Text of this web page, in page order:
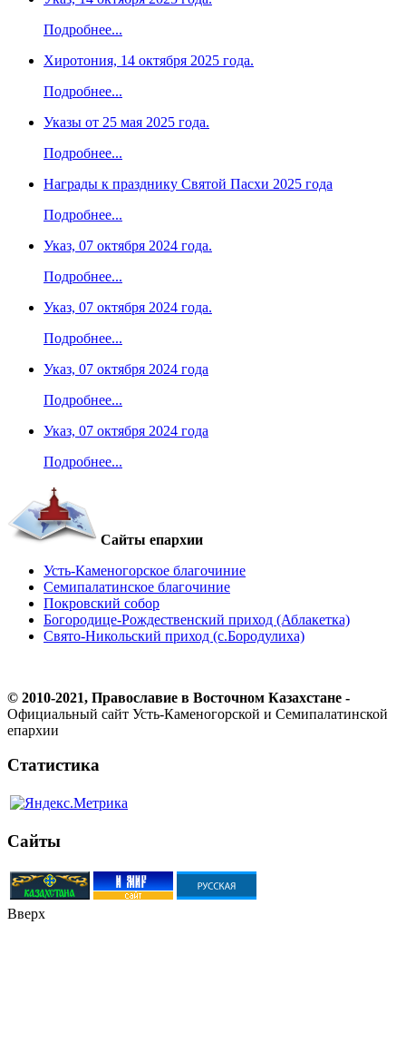
Подробнее...
Хиротония, 14 октября 2025 года.
Подробнее...
Указы от 25 мая 2025 года.
Подробнее...
Награды к празднику Святой Пасхи 2025 года
Подробнее...
Указ, 07 октября 2024 года.
Подробнее...
Указ, 07 октября 2024 года.
Подробнее...
Указ, 07 октября 2024 года
Подробнее...
Указ, 07 октября 2024 года
Подробнее...
Сайты епархии
Усть-Каменогорское благочиние
Семипалатинское благочиние
Покровский собор
Богородице-Рождественский приход (Аблакетка)
Свято-Никольский приход (с.Бородулиха)
© 2010-2021, Православие в Восточном Казахстане -
Официальный сайт Усть-Каменогорской и Семипалатинской
епархии
Статистика
Сайты
Вверх